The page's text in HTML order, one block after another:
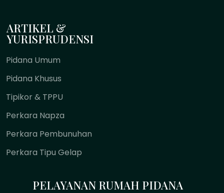
ARTIKEL &
YURISPRUDENSI
Pidana Umum
Pidana Khusus
Tipikor & TPPU
Perkara Napza
Perkara Pembunuhan
Perkara Tipu Gelap
PELAYANAN RUMAH PIDANA